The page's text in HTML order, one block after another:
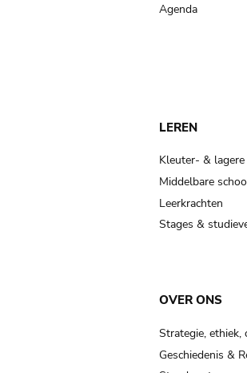
Agenda
LEREN
Kleuter- &
Middelbare
Leerkrachten
Stages &
OVER ONS
Strategie, ethiek,
Geschiedenis &